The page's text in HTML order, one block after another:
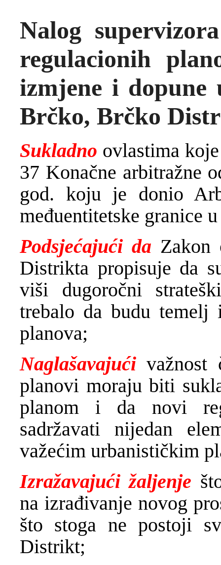
Nalog
regulacionih
izmjene i dopune
Brčko, Brčko
Sukladno ovlastima
37 Konačne arbitražne
god. koju je donio
međuentitetske granice
Podsjećajući da Zakon
Distrikta propisuje da
viši dugoročni
trebalo da budu
planova;
Naglašavajućivažnost
planovi moraju biti
planom i da novi
sadržavati nijedan
važećim urbanističkim
Izražavajući žaljenje
na izrađivanje novog
što stoga ne postoji
Distrikt;